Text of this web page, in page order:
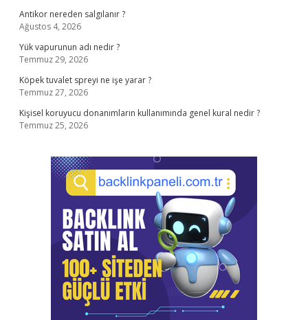
Antikor nereden salgılanır ?
Ağustos 4, 2026
Yük vapurunun adı nedir ?
Temmuz 29, 2026
Köpek tuvalet spreyi ne işe yarar ?
Temmuz 27, 2026
Kişisel koruyucu donanımların kullanımında genel kural nedir ?
Temmuz 25, 2026